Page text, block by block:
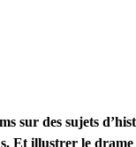
des sujets
Et illustrer le